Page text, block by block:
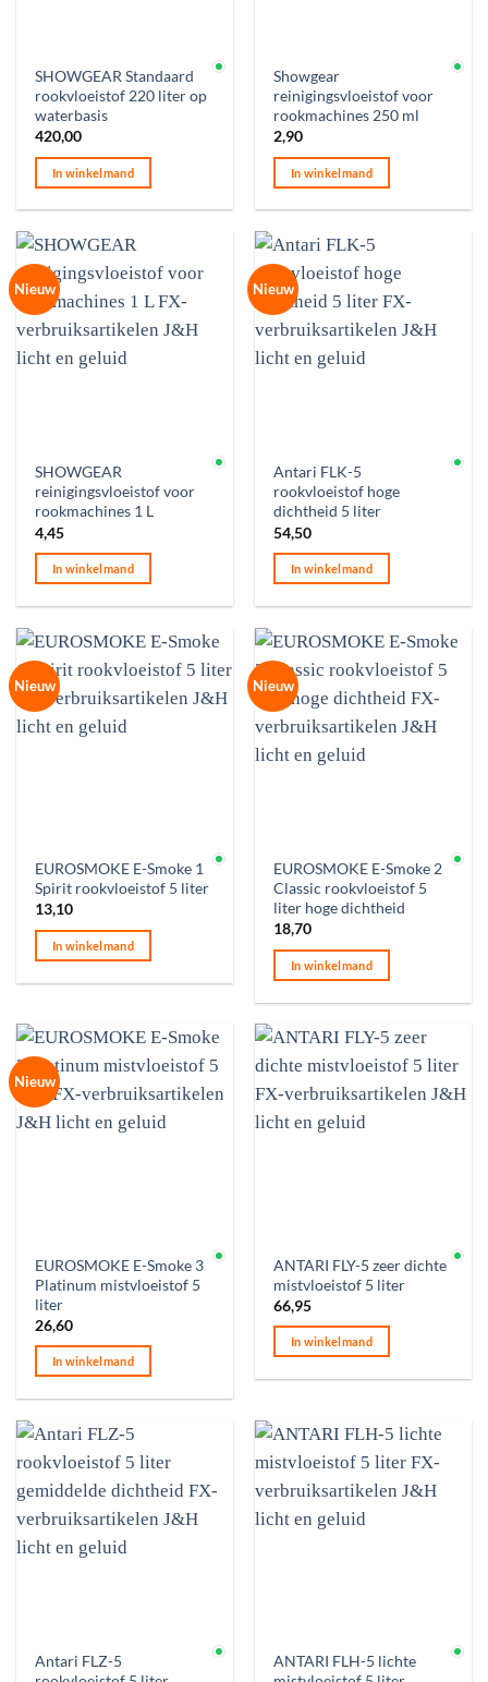
Op voorraad
SHOWGEAR Standaard
rookvloeistof 220 liter op
waterbasis
420,00
In winkelmand
Op voorraad
Showgear
reinigingsvloeistof voor
rookmachines 250 ml
2,90
In winkelmand
Nieuw
Op voorraad
SHOWGEAR
reinigingsvloeistof voor
rookmachines 1 L
4,45
In winkelmand
Nieuw
Op voorraad
Antari FLK-5
rookvloeistof hoge
dichtheid 5 liter
54,50
In winkelmand
Nieuw
Op voorraad
EUROSMOKE E-Smoke 1
Spirit rookvloeistof 5 liter
13,10
In winkelmand
Nieuw
Op voorraad
EUROSMOKE E-Smoke 2
Classic rookvloeistof 5
liter hoge dichtheid
18,70
In winkelmand
Nieuw
Op voorraad
EUROSMOKE E-Smoke 3
Platinum mistvloeistof 5
liter
26,60
In winkelmand
Op voorraad
ANTARI FLY-5 zeer dichte
mistvloeistof 5 liter
66,95
In winkelmand
Op voorraad
Antari FLZ-5
Op voorraad
ANTARI FLH-5 lichte